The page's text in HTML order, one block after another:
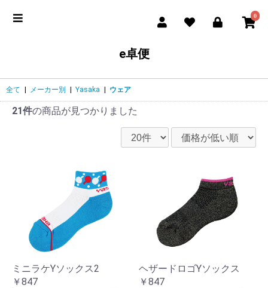
0
e卓便
全て メーカー別 Yasaka ウェア
21件の商品が見つかりました
ミニラケYソックス2
￥847
ヘザードロゴYソックス
￥847